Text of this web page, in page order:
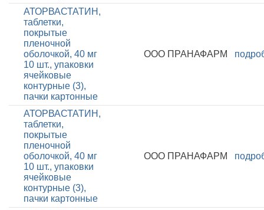
АТОРВАСТАТИН,
таблетки,
покрытые
пленочной
оболочкой, 40 мг
10 шт., упаковки
ячейковые
контурные (3),
пачки картонные
ООО ПРАНАФАРМ
АТОРВАСТАТИН,
таблетки,
покрытые
пленочной
оболочкой, 40 мг
10 шт., упаковки
ячейковые
контурные (3),
пачки картонные
ООО ПРАНАФАРМ